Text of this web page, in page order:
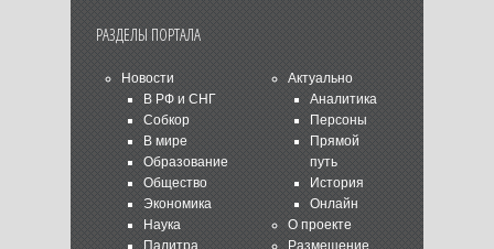
РАЗДЕЛЫ ПОРТАЛА
Новости
В РФ и СНГ
Собкор
В мире
Образование
Общество
Экономика
Наука
Палитра
Актуально
Аналитика
Персоны
Прямой
путь
История
Онлайн
О проекте
Размещение